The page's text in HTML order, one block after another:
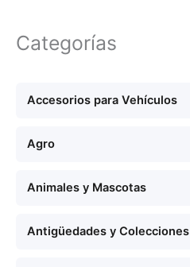
Categorías
Accesorios para Vehículos
Agro
Animales y Mascotas
Antigüedades y Colecciones